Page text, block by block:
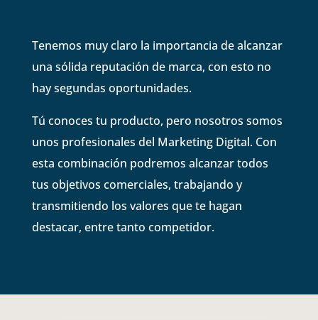
Tenemos muy claro la importancia de alcanzar
una sólida reputación de marca, con esto no
hay segundas oportunidades.
Tú conoces tu producto, pero nosotros somos
unos profesionales del Marketing Digital. Con
esta combinación podremos alcanzar todos
tus objetivos comerciales, trabajando y
transmitiendo los valores que te hagan
destacar, entre tanto competidor.